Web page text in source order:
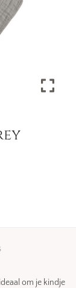
om je kindje